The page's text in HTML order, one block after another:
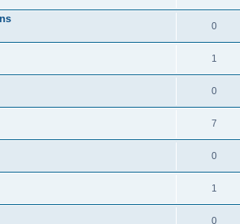
0
1
0
7
0
1
0